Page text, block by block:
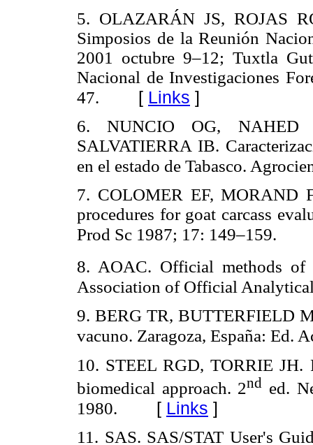
5. OLAZARÁN JS, ROJAS
Simposios de la Reunión
2001 octubre 9–12; Tuxtla
Nacional de Investigaciones
47. [ Links ]
6. NUNCIO OG,
SALVATIERRA IB.
en el estado de Tabasco.
7. COLOMER EF, MORAND
procedures for goat carcass
Prod Sc 1987; 17: 149–159.
8. AOAC. Official methods of
Association of Official
9. BERG TR, BUTTERFIELD
vacuno. Zaragoza, España: Ed.
10. STEEL RGD, TORRIE JH.
biomedical approach. 2nd ed.
1980. [ Links ]
11. SAS. SAS/STAT User's